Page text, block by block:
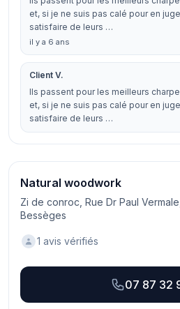
et, si je ne suis pas calé pour en
satisfaire de leurs …
il y a 6 ans
Client V.
Ils passent pour les meilleurs
et, si je ne suis pas calé pour en
satisfaire de leurs …
Natural woodwork
Zi de conroc, Rue Dr Paul
Bessèges
1 avis vérifiés
07 87 32